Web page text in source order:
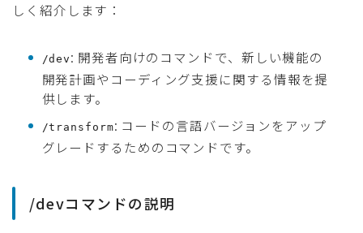
しく紹介します：
/dev : 開発者向けのコマンドで、新しい機能の
開発計画やコーディング支援に関する情報を提
供します。
/transform: コードの言語バージョンをアップ
グレードするためのコマンドです。
/devコマンドの説明